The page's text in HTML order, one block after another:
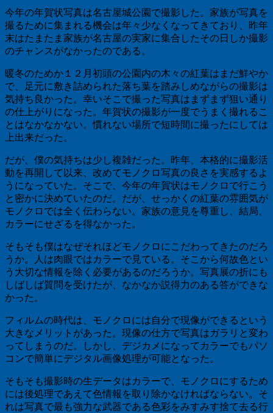
今年の年賀状写真は名古屋城公園で撮影した。家族が写真を
撮るために集まれる機会は年々少なくなってきており、昨年
末はたまたま家族が名古屋の実家に集合したその日しか撮影
のチャンスがなかったのである。
暖冬のためか１２月初頭の公園内の木々の紅葉はまだ鮮やか
で、足元に敷き詰められた落ち葉を踏みしめながらの撮影は
気持ち良かった。幸いそこで撮った写真はまずまず狙い通り
の仕上がりになった。年賀状の撮影が一度でうまく撮れるこ
とはなかなかない。慣れない場所で短時間に撮ったにしては
上出来だった。
だが、僕の気持ちは少し複雑だった。昨年、本格的に撮影活
動を再開して以来、改めてモノクロ写真の良さを実感するよ
うになっていた。そこで、今年の年賀状はモノクロで行こう
と密かに決めていたのだ。だが、せっかくの紅葉の雰囲気が
モノクロでは全く伝わらない。家族の意見を尊重し、結局、
カラーにせざるを得なかった。
そもそも僕はなぜそれほどモノクロにこだわってきたのだろ
うか。人は肉眼ではカラーで見ている。そこから何故色とい
う大切な情報を除く必要があるのだろうか。写真展の折にも
しばしば質問を受けたが、なかなか説得力のある答ができな
かった。
フィルムの時代は、モノクロには自分で現像ができるという
大きなメリットがあった。現像の仕方で写真はガラリと変わ
ってしまうのだ。しかし、デジカメになってカラーでもパソ
コンで簡単にデジタル画像処理が可能となった。
そもそも撮影時の生データはカラーで、モノクロにするため
には後処理であえて色情報を取り除かなければならない。そ
れは写真で最も強力な武器である色彩をみすみす捨て去る行